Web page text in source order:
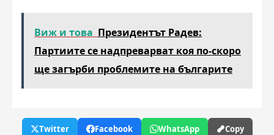
Виж и това Президентът Радев:
Партиите се надпреварват коя по-скоро
ще загърби проблемите на българите
Twitter Facebook WhatsApp Copy